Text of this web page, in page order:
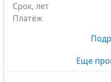
Срок, лет
Платёж
Еще